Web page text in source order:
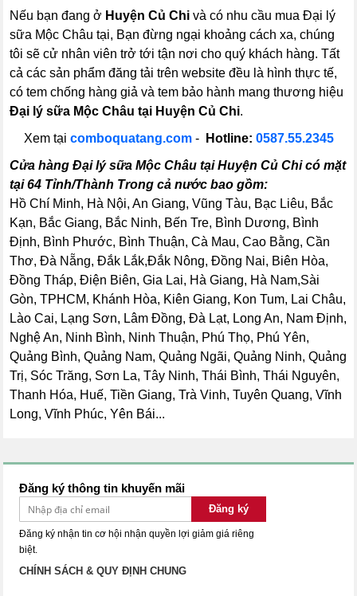
Nếu bạn đang ở Huyện Củ Chi và có nhu cầu mua Đại lý
sữa Mộc Châu tại, Bạn đừng ngại khoảng cách xa, chúng
tôi sẽ cử nhân viên trở tới tận nơi cho quý khách hàng. Tất
cả các sản phẩm đăng tải trên website đều là hình thực tế,
có tem chống hàng giả và tem bảo hành mang thương hiệu
Đại lý sữa Mộc Châu tại Huyện Củ Chi.
Xem tại comboquatang.com- Hotline: 0587.55.2345
Cửa hàng Đại lý sữa Mộc Châu tại Huyện Củ Chi có mặt
tại 64 Tỉnh/Thành Trong cả nước bao gồm:
Hồ Chí Minh, Hà Nội, An Giang, Vũng Tàu, Bạc Liêu, Bắc
Kạn, Bắc Giang, Bắc Ninh, Bến Tre, Bình Dương, Bình
Định, Bình Phước, Bình Thuận, Cà Mau, Cao Bằng, Cần
Thơ, Đà Nẵng, Đắk Lắk,Đắk Nông, Đồng Nai, Biên Hòa,
Đồng Tháp, Điện Biên, Gia Lai, Hà Giang, Hà Nam,Sài
Gòn, TPHCM, Khánh Hòa, Kiên Giang, Kon Tum, Lai Châu,
Lào Cai, Lạng Sơn, Lâm Đồng, Đà Lạt, Long An, Nam Định,
Nghệ An, Ninh Bình, Ninh Thuận, Phú Thọ, Phú Yên,
Quảng Bình, Quảng Nam, Quảng Ngãi, Quảng Ninh, Quảng
Trị, Sóc Trăng, Sơn La, Tây Ninh, Thái Bình, Thái Nguyên,
Thanh Hóa, Huế, Tiền Giang, Trà Vinh, Tuyên Quang, Vĩnh
Long, Vĩnh Phúc, Yên Bái...
Đăng ký thông tin khuyến mãi
Đăng ký
Đăng ký nhận tin cơ hội nhận quyền lợi giảm giá riêng
biệt.
CHÍNH SÁCH & QUY ĐỊNH CHUNG